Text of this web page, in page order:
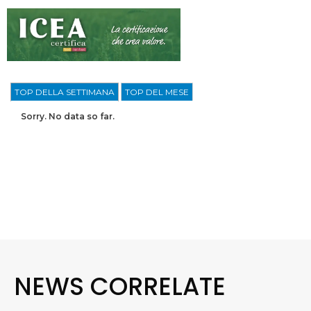
TOP DELLA SETTIMANA TOP DEL MESE
Sorry. No data so far.
NEWS CORRELATE